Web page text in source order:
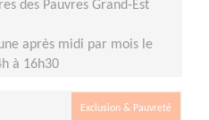
des Pauvres Grand-Est
après midi par mois le
à 16h30
Exclusion & Pauvreté